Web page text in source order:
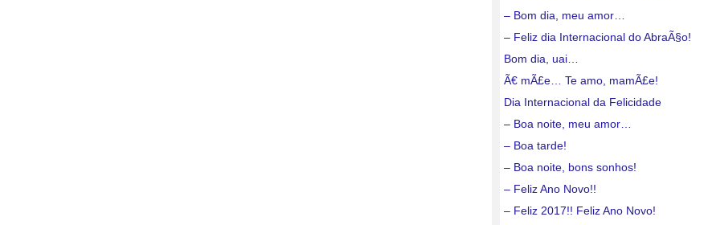
– Bom dia, meu amor…
– Feliz dia Internacional do AbraÃ§o!
Bom dia, uai…
Ã€ mÃ£e… Te amo, mamÃ£e!
Dia Internacional da Felicidade
– Boa noite, meu amor…
– Boa tarde!
– Boa noite, bons sonhos!
– Feliz Ano Novo!!
– Feliz 2017!! Feliz Ano Novo!